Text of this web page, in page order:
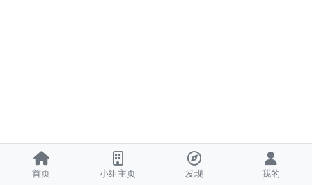
首页 小组主页 发现 我的